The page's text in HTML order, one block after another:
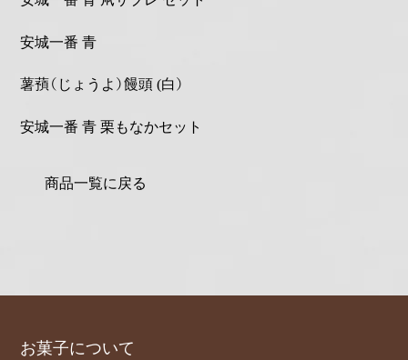
安城一番 青
薯蕷（じょうよ）饅頭 (白）
安城一番 青 栗もなかセット
商品一覧に戻る
お菓子について